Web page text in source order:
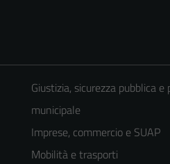
Giustizia, sicurezza pubblica e
municipale
Imprese, commercio e SUAP
Mobilità e trasporti